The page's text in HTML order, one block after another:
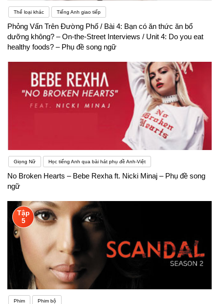
Thể loại khác Tiếng Anh giao tiếp
Phỏng Vấn Trên Đường Phố / Bài 4: Bạn có ăn thức ăn bổ
dưỡng không? – On-the-Street Interviews / Unit 4: Do you eat
healthy foods? – Phụ đề song ngữ
Giọng Nữ Học tiếng Anh qua bài hát phụ đề Anh-Việt
No Broken Hearts – Bebe Rexha ft. Nicki Minaj – Phụ đề song
ngữ
Tập
5
Phim Phim bộ